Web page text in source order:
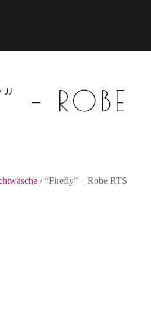
T
L
D
– ROBE
/ “Firefly” – Robe RTS